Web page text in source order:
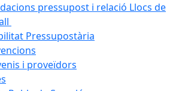
pressupost i relació Llocs de
Pressupostària
i proveïdors